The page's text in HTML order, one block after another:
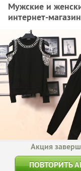
Мужские и
интернет-
Акция
ПОВТОРИТЬ